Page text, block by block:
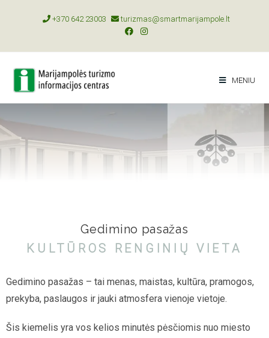
+370 642 23003 turizmas@smartmarijampole.lt
MENIU
Gedimino pasažas
KULTŪROS RENGINIŲ VIETA
Gedimino pasažas – tai menas, maistas, kultūra, pramogos,
prekyba, paslaugos ir jauki atmosfera vienoje vietoje.
Šis kiemelis yra vos kelios minutės pėsčiomis nuo miesto